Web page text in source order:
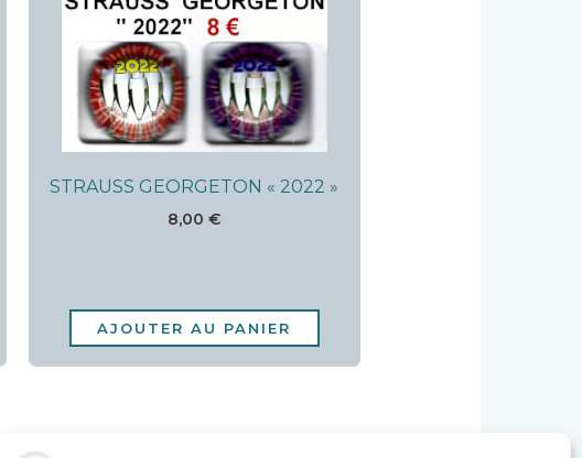
STRAUSS GEORGETON « 2022 »
8,00 €
AJOUTER AU PANIER